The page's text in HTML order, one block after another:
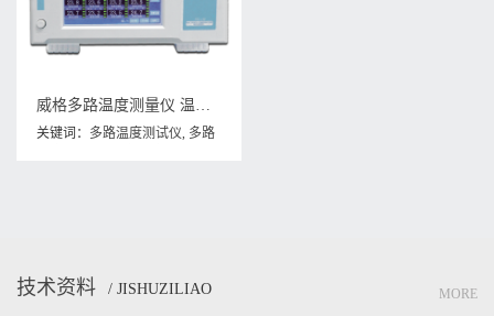
威格多路温度测量仪 温升测试仪(VG1016W)厂家直销，品质保障
关键词： 多路温度测试仪, 多路
技术资料 / JISHUZILIAO MORE